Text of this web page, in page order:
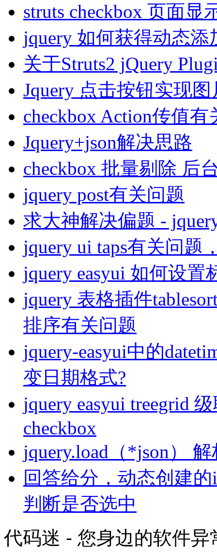
struts checkbox 页面显
jquery 如何获得动态
关于Struts2 jQuery
Jquery 点击按钮实现
checkbox Action传值有
Jquery+json解决思路
checkbox 批量剔除 后
jquery post有关问题
求大神解决偏题 -
jquery ui taps有关问题
jquery easyui 如何设
jquery 表格插件
排序有关问题
jquery-easyui中的
变日期格式?
jquery easyui treegrid
checkbox
jquery.load（*json）
回答给分，动态创建
判断是否选中
代码迷 - 您身边的软件